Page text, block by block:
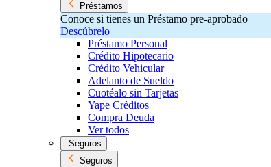
Préstamos
Conoce si tienes un Préstamo pre-aprobado
Descúbrelo
Préstamo Personal
Crédito Hipotecario
Crédito Vehicular
Adelanto de Sueldo
Cuotéalo sin Tarjetas
Yape Créditos
Compra Deuda
Ver todos
Seguros
Seguros